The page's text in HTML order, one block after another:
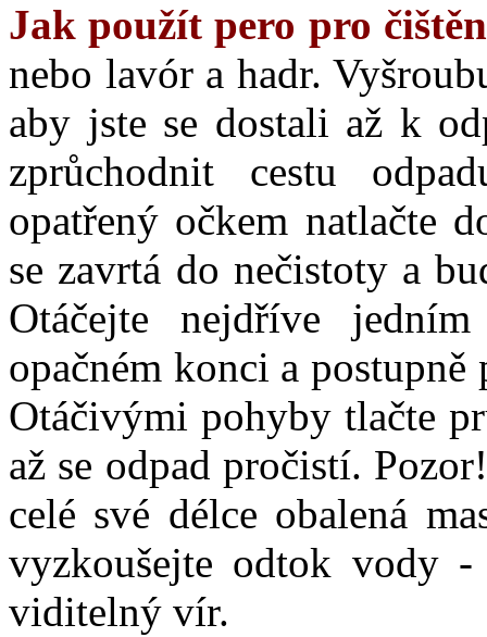
Jak použít pero pro
nebo lavór a hadr.
aby jste se dostali až k
zprůchodnit cestu
opatřený očkem natlačte
se zavrtá do nečistoty a
Otáčejte nejdříve
opačném konci a
Otáčivými pohyby tlačte
až se odpad pročistí.
celé své délce obalená
vyzkoušejte odtok vody
viditelný vír.